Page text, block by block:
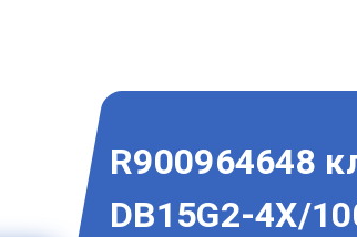
R900964648
DB15G2-4X/